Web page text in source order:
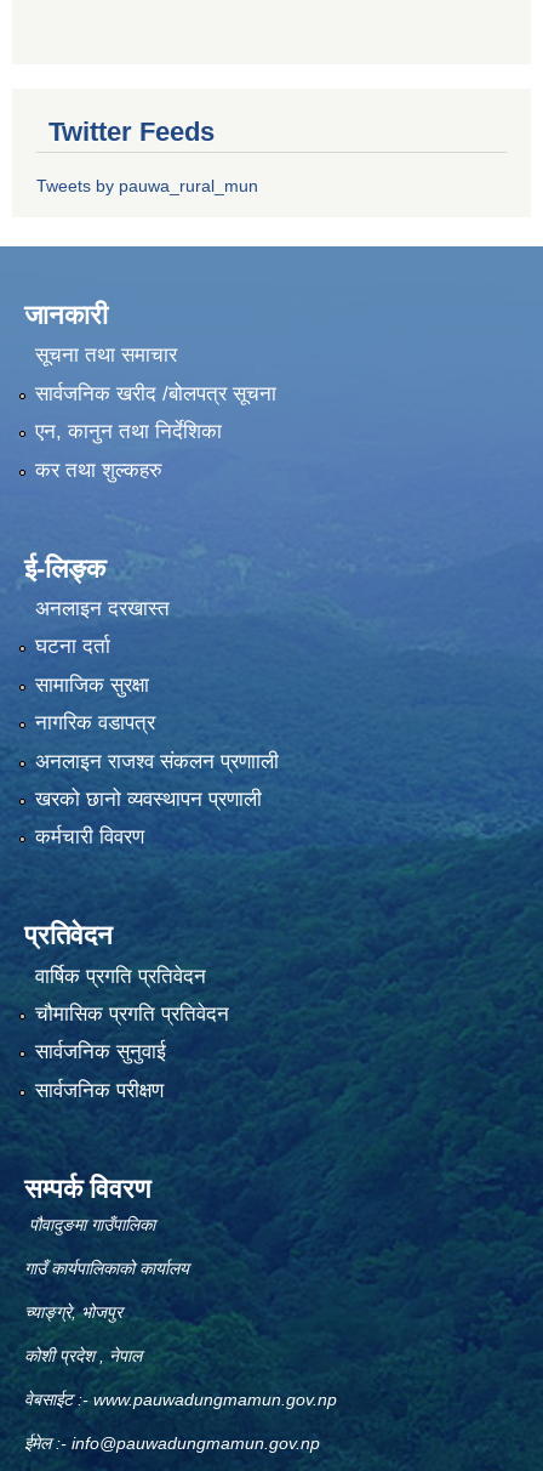
Twitter Feeds
Tweets by pauwa_rural_mun
जानकारी
सूचना तथा समाचार
सार्वजनिक खरीद /बोलपत्र सूचना
एन, कानुन तथा निर्देशिका
कर तथा शुल्कहरु
ई-लिङ्क
अनलाइन दरखास्त
घटना दर्ता
सामाजिक सुरक्षा
नागरिक वडापत्र
अनलाइन राजश्व संकलन प्रणााली
खरको छानो व्यवस्थापन प्रणाली
कर्मचारी विवरण
प्रतिवेदन
वार्षिक प्रगति प्रतिवेदन
चौमासिक प्रगति प्रतिवेदन
सार्वजनिक सुनुवाई
सार्वजनिक परीक्षण
सम्पर्क विवरण
पौवादुङमा गाउँपालिका
गाउँ कार्यपालिकाको कार्यालय
च्याङ्ग्रे, भोजपुर
कोशी प्रदेश , नेपाल
वेबसाईट :- www.pauwadungmamun.gov.np
ईमेल :- info@pauwadungmamun.gov.np